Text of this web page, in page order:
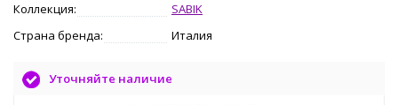
Коллекция:
SABIK
Страна бренда:
Италия
Уточняйте наличие